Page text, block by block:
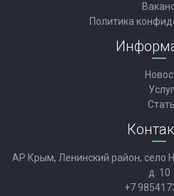
Политика
АР Крым, Ленинский район, село
д. 10
+7